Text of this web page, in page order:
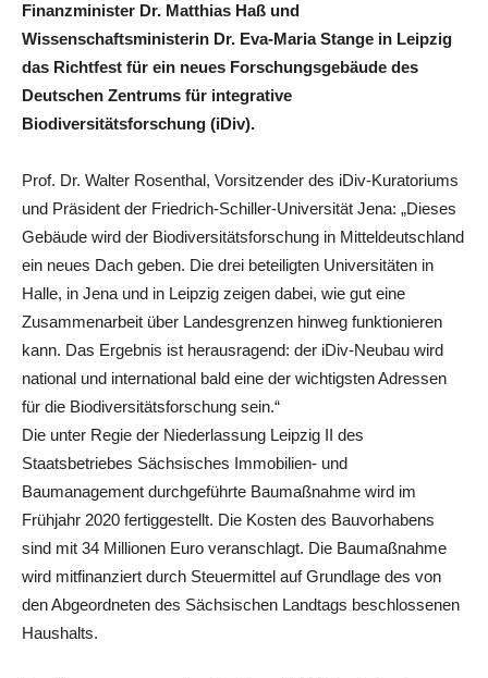
Finanzminister Dr. Matthias Haß und
Wissenschaftsministerin Dr. Eva-Maria Stange in Leipzig
das Richtfest für ein neues Forschungsgebäude des
Deutschen Zentrums für integrative
Biodiversitätsforschung (iDiv).
Prof. Dr. Walter Rosenthal, Vorsitzender des iDiv-Kuratoriums
und Präsident der Friedrich-Schiller-Universität Jena: „Dieses
Gebäude wird der Biodiversitätsforschung in Mitteldeutschland
ein neues Dach geben. Die drei beteiligten Universitäten in
Halle, in Jena und in Leipzig zeigen dabei, wie gut eine
Zusammenarbeit über Landesgrenzen hinweg funktionieren
kann. Das Ergebnis ist herausragend: der iDiv-Neubau wird
national und international bald eine der wichtigsten Adressen
für die Biodiversitätsforschung sein.“
Die unter Regie der Niederlassung Leipzig II des
Staatsbetriebes Sächsisches Immobilien- und
Baumanagement durchgeführte Baumaßnahme wird im
Frühjahr 2020 fertiggestellt. Die Kosten des Bauvorhabens
sind mit 34 Millionen Euro veranschlagt. Die Baumaßnahme
wird mitfinanziert durch Steuermittel auf Grundlage des von
den Abgeordneten des Sächsischen Landtags beschlossenen
Haushalts.